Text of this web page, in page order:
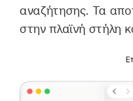
αναζήτησης. Τα
στην πλαϊνή στήλη